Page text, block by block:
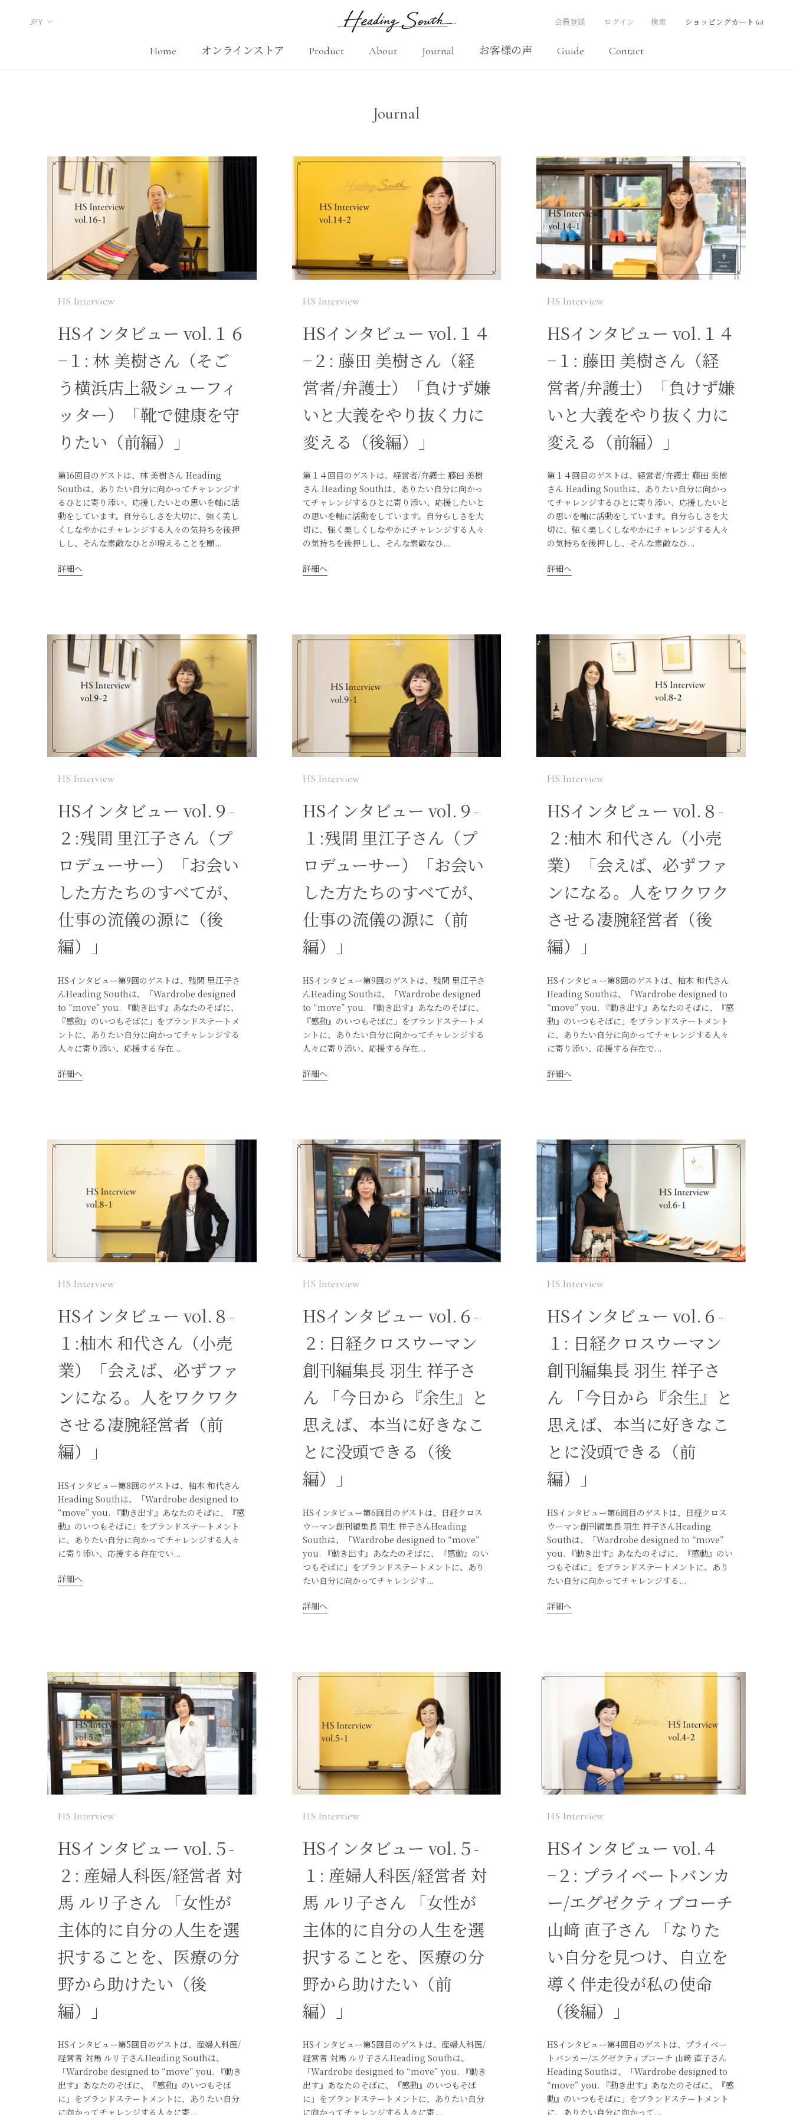
Home
オンラインストア
Product
About
Journal
お客様の声
Guide
Contact
会員登録 ログイン 検索 ショッピングカート (0)
Journal
HS Interview
HSインタビュー vol.１６
−１: 林 美樹さん（そご
う横浜店上級シューフィ
ッター）「靴で健康を守
りたい（前編）」
第16回目のゲストは、林 美樹さん Heading
Southは、ありたい自分に向かってチャレンジす
るひとに寄り添い、応援したいとの思いを軸に活
動をしています。自分らしさを大切に、強く美し
くしなやかにチャレンジする人々の気持ちを後押
しし、そんな素敵なひとが増えることを願...
詳細へ
HS Interview
HSインタビュー vol.１４
−２: 藤田 美樹さん（経
営者/弁護士）「負けず嫌
いと大義をやり抜く力に
変える（後編）」
第１４回目のゲストは、経営者/弁護士 藤田 美樹
さん Heading Southは、ありたい自分に向かっ
てチャレンジするひとに寄り添い、応援したいと
の思いを軸に活動をしています。自分らしさを大
切に、強く美しくしなやかにチャレンジする人々
の気持ちを後押しし、そんな素敵なひ...
詳細へ
HS Interview
HSインタビュー vol.１４
−１: 藤田 美樹さん（経
営者/弁護士）「負けず嫌
いと大義をやり抜く力に
変える（前編）」
第１４回目のゲストは、経営者/弁護士 藤田 美樹
さん Heading Southは、ありたい自分に向かっ
てチャレンジするひとに寄り添い、応援したいと
の思いを軸に活動をしています。自分らしさを大
切に、強く美しくしなやかにチャレンジする人々
の気持ちを後押しし、そんな素敵なひ...
詳細へ
HS Interview
HSインタビュー vol.９-
２:残間 里江子さん（プ
ロデューサー）「お会い
した方たちのすべてが、
仕事の流儀の源に（後
編）」
HSインタビュー第9回のゲストは、残間 里江子さ
んHeading Southは、「Wardrobe designed
to “move” you. 『動き出す』あなたのそばに、
『感動』のいつもそばに」をブランドステートメ
ントに、ありたい自分に向かってチャレンジする
人々に寄り添い、応援する存在...
詳細へ
HS Interview
HSインタビュー vol.９-
１:残間 里江子さん（プ
ロデューサー）「お会い
した方たちのすべてが、
仕事の流儀の源に（前
編）」
HSインタビュー第9回のゲストは、残間 里江子さ
んHeading Southは、「Wardrobe designed
to “move” you. 『動き出す』あなたのそばに、
『感動』のいつもそばに」をブランドステートメ
ントに、ありたい自分に向かってチャレンジする
人々に寄り添い、応援する存在...
詳細へ
HS Interview
HSインタビュー vol.８-
２:柚木 和代さん（小売
業）「会えば、必ずファ
ンになる。人をワクワク
させる凄腕経営者（後
編）」
HSインタビュー第8回のゲストは、柚木 和代さん
Heading Southは、「Wardrobe designed to
“move” you. 『動き出す』あなたのそばに、『感
動』のいつもそばに」をブランドステートメント
に、ありたい自分に向かってチャレンジする人々
に寄り添い、応援する存在で...
詳細へ
HS Interview
HSインタビュー vol.８-
１:柚木 和代さん（小売
業）「会えば、必ずファ
ンになる。人をワクワク
させる凄腕経営者（前
編）」
HSインタビュー第8回のゲストは、柚木 和代さん
Heading Southは、「Wardrobe designed to
“move” you. 『動き出す』あなたのそばに、『感
動』のいつもそばに」をブランドステートメント
に、ありたい自分に向かってチャレンジする人々
に寄り添い、応援する存在でい...
詳細へ
HS Interview
HSインタビュー vol.６-
２: 日経クロスウーマン
創刊編集長 羽生 祥子さ
ん 「今日から『余生』と
思えば、本当に好きなこ
とに没頭できる（後
編）」
HSインタビュー第6回目のゲストは、日経クロス
ウーマン創刊編集長 羽生 祥子さんHeading
Southは、「Wardrobe designed to “move”
you. 『動き出す』あなたのそばに、『感動』のい
つもそばに」をブランドステートメントに、あり
たい自分に向かってチャレンジす...
詳細へ
HS Interview
HSインタビュー vol.６-
１: 日経クロスウーマン
創刊編集長 羽生 祥子さ
ん 「今日から『余生』と
思えば、本当に好きなこ
とに没頭できる（前
編）」
HSインタビュー第6回目のゲストは、日経クロス
ウーマン創刊編集長 羽生 祥子さんHeading
Southは、「Wardrobe designed to “move”
you. 『動き出す』あなたのそばに、『感動』のい
つもそばに」をブランドステートメントに、あり
たい自分に向かってチャレンジする...
詳細へ
HS Interview
HSインタビュー vol.５-
２: 産婦人科医/経営者 対
馬 ルリ子さん 「女性が
主体的に自分の人生を選
択することを、医療の分
野から助けたい（後
編）」
HSインタビュー第5回目のゲストは、産婦人科医/
経営者 対馬 ルリ子さんHeading Southは、
「Wardrobe designed to “move” you. 『動き
出す』あなたのそばに、『感動』のいつもそば
に」をブランドステートメントに、ありたい自分
に向かってチャレンジする人々に寄...
HS Interview
HSインタビュー vol.５-
１: 産婦人科医/経営者 対
馬 ルリ子さん 「女性が
主体的に自分の人生を選
択することを、医療の分
野から助けたい（前
編）」
HSインタビュー第5回目のゲストは、産婦人科医/
経営者 対馬 ルリ子さんHeading Southは、
「Wardrobe designed to “move” you. 『動き
出す』あなたのそばに、『感動』のいつもそば
に」をブランドステートメントに、ありたい自分
に向かってチャレンジする人々に寄...
HS Interview
HSインタビュー vol.４
−２: プライベートバンカ
ー/エグゼクティブコーチ
山﨑 直子さん 「なりた
い自分を見つけ、自立を
導く伴走役が私の使命
（後編）」
HSインタビュー第4回目のゲストは、プライベー
トバンカー/エグゼクティブコーチ 山﨑 直子さん
Heading Southは、「Wardrobe designed to
“move” you. 『動き出す』あなたのそばに、『感
動』のいつもそばに」をブランドステートメント
に、ありたい自分に向かって...